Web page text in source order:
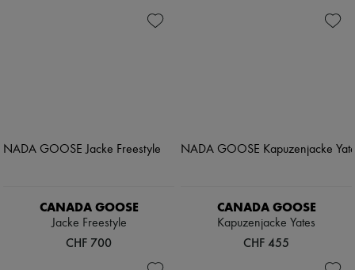
CANADA GOOSE
Jacke Freestyle
CHF 700
CANADA GOOSE
Kapuzenjacke Yates
CHF 455